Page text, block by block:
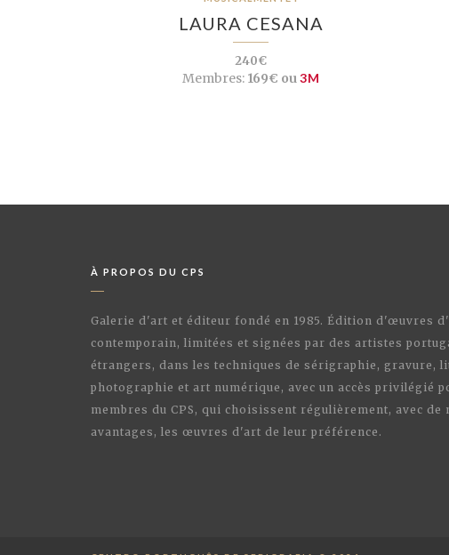
LAURA CESANA
240€
Membres:169€ ou 3M
À PROPOS DU CPS
Galerie d'art et éditeur fondé en 1985. Édition d'œuvres
contemporain, limitées et signées par des artistes
étrangers, dans les techniques de sérigraphie, gravure,
photographie et art numérique, avec un accès privilégié
membres du CPS, qui choisissent régulièrement, avec de
avantages, les œuvres d'art de leur préférence.